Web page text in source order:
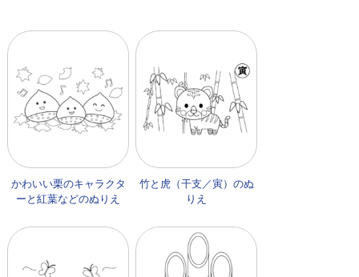
かわいい栗のキャラクタ
ーと紅葉などのぬりえ
竹と虎（干支／寅）のぬ
りえ